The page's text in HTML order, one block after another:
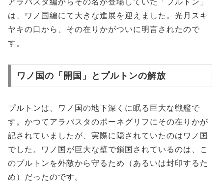
アラバスタ編からその名が登場していた「プルトン」
は、ワノ国編にて大きな進展を迎えました。光月スキ
ヤキの口から、その在りかがついに明言されたので
す。
ワノ国の「開国」とプルトンの解放
プルトンは、ワノ国の地下深くに眠る巨大な戦艦で
す。かつてアラバスタのポーネグリフにその在りかが
記されていましたが、実際に隠されていたのはワノ国
でした。ワノ国が巨大な壁で鎖国されているのは、こ
のプルトンを外敵から守るため（あるいは封印するた
め）だったのです。